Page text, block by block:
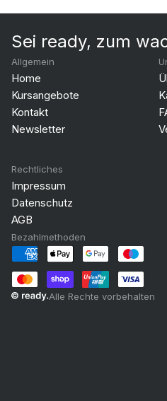
Sei ready, zum
Allgemein
Home
Kursangebote
Kontakt
Newsletter
Rechtliches
Impressum
Datenschutz
AGB
Bezahlmethoden
Alle Rechte vorbehalten